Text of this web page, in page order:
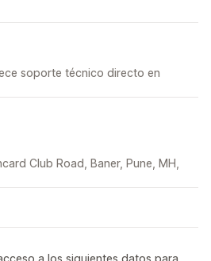
soporte técnico directo en
Club Road, Baner, Pune, MH,